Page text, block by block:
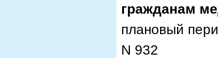
гражданам
плановый
N 932